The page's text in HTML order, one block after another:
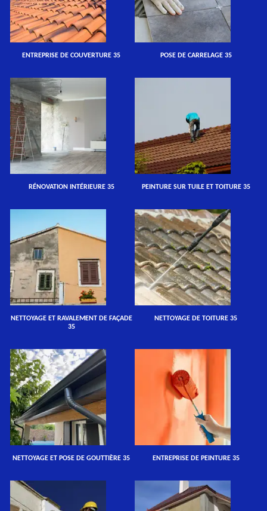
ENTREPRISE DE COUVERTURE 35 POSE DE CARRELAGE 35
RÉNOVATION INTÉRIEURE 35 PEINTURE SUR TUILE ET TOITURE 35
NETTOYAGE ET RAVALEMENT DE FAÇADE
35
NETTOYAGE DE TOITURE 35
NETTOYAGE ET POSE DE GOUTTIÈRE 35 ENTREPRISE DE PEINTURE 35